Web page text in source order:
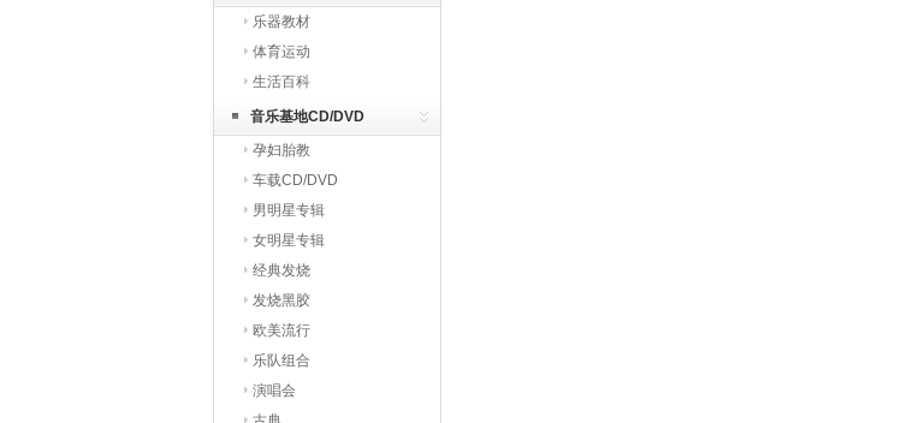
乐器教材
体育运动
生活百科
音乐基地CD/DVD
孕妇胎教
车载CD/DVD
男明星专辑
女明星专辑
经典发烧
发烧黑胶
欧美流行
乐队组合
演唱会